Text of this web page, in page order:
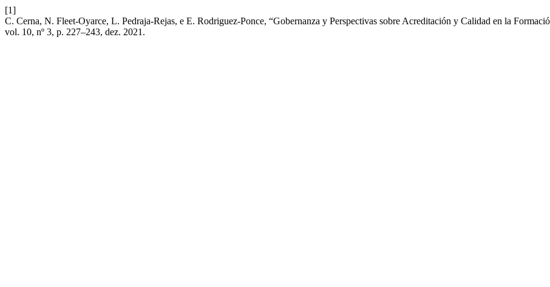
[1]
C. Cerna, N. Fleet-Oyarce, L. Pedraja-Rejas, e E. Rodriguez-Ponce, “Gobernanza y Perspectivas sobre Acreditación y Calidad en la
vol. 10, nº 3, p. 227–243, dez. 2021.